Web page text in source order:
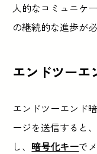
人的なコミュニケ
の継続的な進歩が
エンドツーエ
エンドツーエンド
ージを送信すると
し、 暗号化キーで